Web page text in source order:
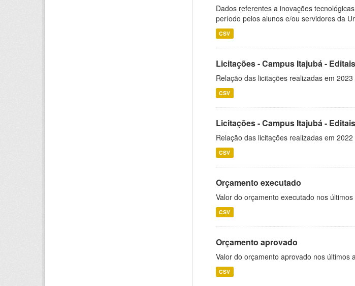
Dados referentes a inovações
período pelos alunos e/ou servidores da
CSV
Licitações - Campus Itajubá -
Relação das licitações realizadas em
CSV
Licitações - Campus Itajubá -
Relação das licitações realizadas em
CSV
Orçamento executado
Valor do orçamento executado nos
CSV
Orçamento aprovado
Valor do orçamento aprovado nos
CSV